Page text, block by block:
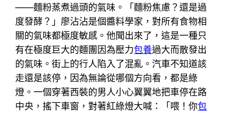
——麵粉蒸煮過頭的氣味。「麵粉焦慮？還是過
度發酵？」廖沾沾是個醬料學家，對所有食物相
關的氣味都極度敏感。他聞出來了，這是一種只
有在極度巨大的麵團因為壓力包養過大而散發出
的氣味。街上的行人陷入了混亂。汽車不知道該
走還是該停，因為無論從哪個方向看，都是綠
燈。一個穿著西裝的男人小心翼翼地把車停在路
中央，搖下車窗，對著紅綠燈大喊：「喂！你包